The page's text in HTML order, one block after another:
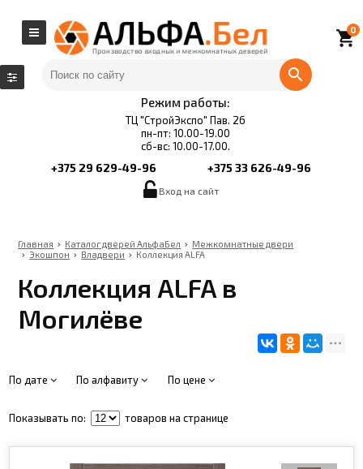
Режим работы:
ТЦ "СтройЭкспо" Пав. 26
пн-пт: 10.00-19.00
сб-вс: 10.00-17.00.
+375 29 629-49-96 +375 33 626-49-96
local_grocery_store
0
Вход на сайт
Главная Каталог дверей АльфаБел
Межкомнатные двери
Экошпон
Владвери Коллекция ALFA
Коллекция ALFA в
Могилёве
По дате По алфавиту По цене
Показывать по: товаров на странице